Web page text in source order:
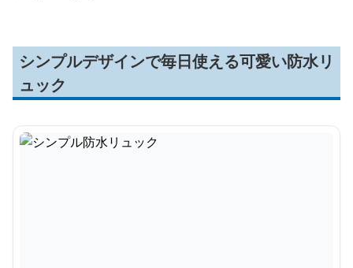
シンプルデザインで毎日使える可愛い防水リ
ュック